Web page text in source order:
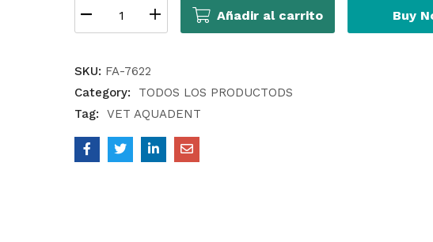
Añadir al carrito Buy
SKU: FA-7622
Category:
TODOS LOS PRODUCTODS
Tag:
VET AQUADENT